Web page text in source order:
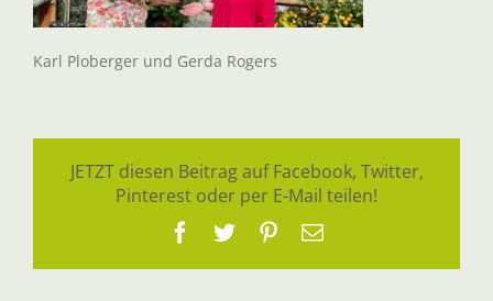
Karl Ploberger und Gerda Rogers
JETZT diesen Beitrag auf Facebook, Twitter,
Pinterest oder per E-Mail teilen!
Facebook
TwitterPinterest
E-